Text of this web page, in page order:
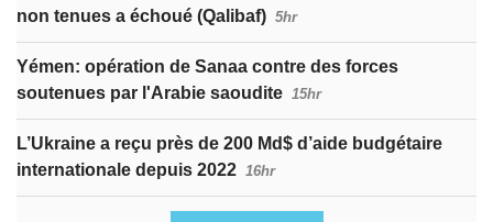
non tenues a échoué (Qalibaf) 5hr
Yémen: opération de Sanaa contre des forces
soutenues par l'Arabie saoudite 15hr
L’Ukraine a reçu près de 200 Md$ d’aide budgétaire
internationale depuis 2022 16hr